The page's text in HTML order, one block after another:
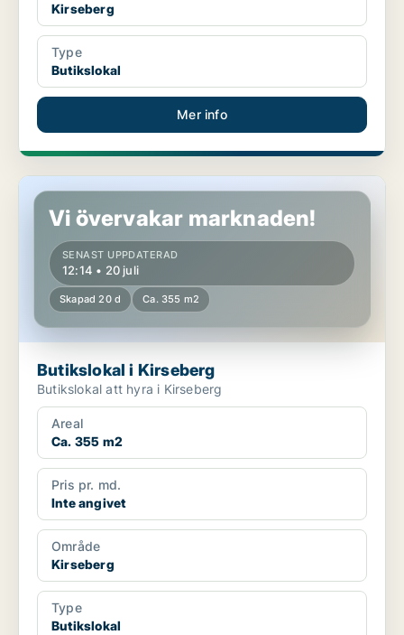
Kirseberg
Type
Butikslokal
Mer info
Butikslokal i Kirseberg
Vi övervakar marknaden!
SENAST UPPDATERAD
12:14 • 20 juli
Skapad 20 d Ca. 355 m2
Butikslokal i Kirseberg
Butikslokal att hyra i Kirseberg
Areal
Ca. 355 m2
Pris pr. md.
Inte angivet
Område
Kirseberg
Type
Butikslokal